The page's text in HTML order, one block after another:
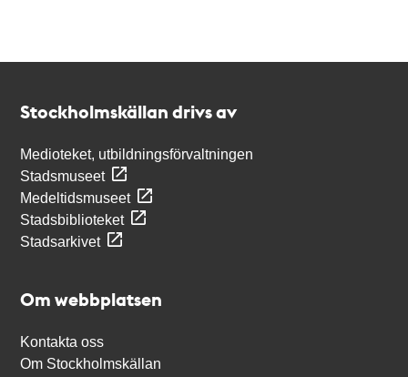
Stockholmskällan drivs av
Medioteket, utbildningsförvaltningen
Stadsmuseet
Medeltidsmuseet
Stadsbiblioteket
Stadsarkivet
Om webbplatsen
Kontakta oss
Om Stockholmskällan